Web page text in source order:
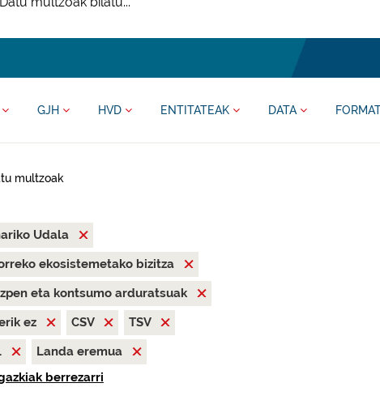
GJH HVD ENTITATEAK DATA
multzoak
Udala
ekosistemetako bizitza
eta kontsumo arduratsuak
ez
CSV
TSV
Landa eremua
berrezarri